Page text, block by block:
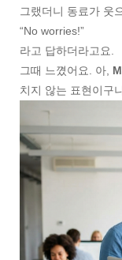
그랬더니 동료가 웃
“No worries!”
라고 답하더라고요.
그때 느꼈어요. 아,
치지 않는 표현이구